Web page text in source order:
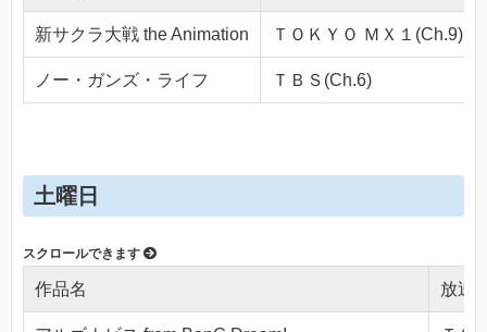
新サクラ大戦 the Animation ＴＯＫＹＯ ＭＸ１(Ch.9)
ノー・ガンズ・ライフ ＴＢＳ(Ch.6)
土曜日
作品名 放送